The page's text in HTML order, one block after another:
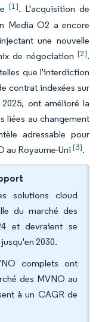
[1]. L'acquisition de
Media O2 a encore
une nouvelle
de négociation [2].
que l'interdiction
contrat indexées sur
ont amélioré la
liées au changement
adressable pour
au Royaume-Uni [3].
solutions cloud
du marché des
et devraient se
2030.
complets ont
des MVNO au
à un CAGR de